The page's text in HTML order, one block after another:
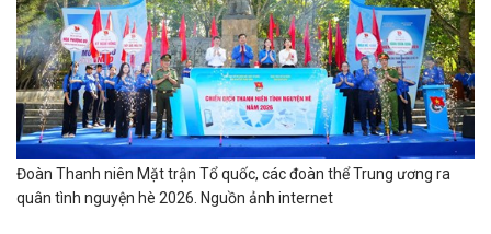
Đoàn Thanh niên Mặt trận Tổ quốc, các đoàn thể Trung ương ra
quân tình nguyện hè 2026. Nguồn ảnh internet